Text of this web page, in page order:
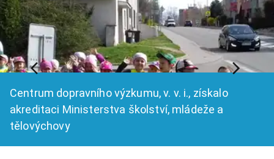
Akreditované semináře 2023
Mateřská škola
Základní škola
Střední škola
Kontakt
Centrum dopravního výzkumu, v. v. i., získalo
akreditaci Ministerstva školství, mládeže a
tělovýchovy